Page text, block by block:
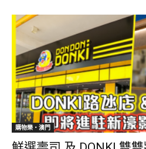
購物樂‧澳門